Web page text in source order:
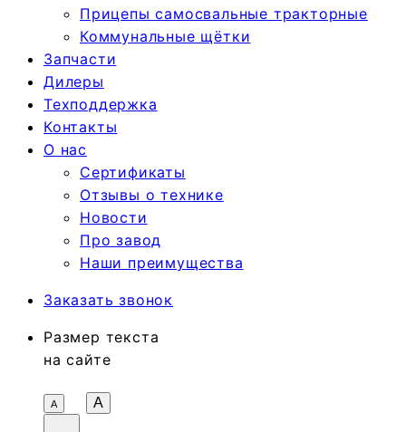
Прицепы самосвальные тракторные
Коммунальные щётки
Запчасти
Дилеры
Техподдержка
Контакты
О нас
Сертификаты
Отзывы о технике
Новости
Про завод
Наши преимущества
Заказать звонок
Размер текста
на сайте
А A